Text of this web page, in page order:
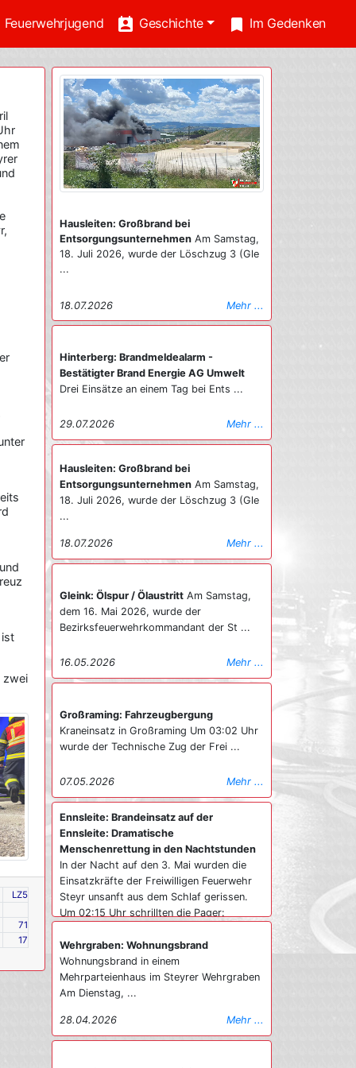
Feuerwehrjugend perm_contact_calendar Geschichte turned_in Im Gedenken
ist
zwei
LZ5
71
17
Hausleiten: Großbrand bei
Entsorgungsunternehmen Am Samstag,
18. Juli 2026, wurde der Löschzug 3 (Gle
...
18.07.2026 Mehr ...
Hinterberg: Brandmeldealarm -
Bestätigter Brand Energie AG Umwelt
Drei Einsätze an einem Tag bei Ents ...
29.07.2026 Mehr ...
Hausleiten: Großbrand bei
Entsorgungsunternehmen Am Samstag,
18. Juli 2026, wurde der Löschzug 3 (Gle
...
18.07.2026 Mehr ...
Gleink: Ölspur / Ölaustritt Am Samstag,
dem 16. Mai 2026, wurde der
Bezirksfeuerwehrkommandant der St ...
16.05.2026 Mehr ...
Großraming: Fahrzeugbergung
Kraneinsatz in Großraming Um 03:02 Uhr
wurde der Technische Zug der Frei ...
07.05.2026 Mehr ...
Ennsleite: Brandeinsatz auf der
Ennsleite: Dramatische
Menschenrettung in den Nachtstunden
In der Nacht auf den 3. Mai wurden die
Einsatzkräfte der Freiwilligen Feuerwehr
Steyr unsanft aus dem Schlaf gerissen.
Um 02:15 Uhr schrillten die Pager:
Ennsleite. Bereits bei der Anfahrtv der
ersten Fahrzeuge war die Ernsthaftigkeit
der Lage durch die weithin sichtbare
Rauchsäule und den Feuerschein
„Personen an Fenstern“ Beim Eintreffen
des ersten Fahrzeugs bot sich den
Wehrgraben: Wohnungsbrand
Wohnungsbrand in einem
Mehrparteienhaus im Steyrer Wehrgraben
Am Dienstag, ...
28.04.2026 Mehr ...